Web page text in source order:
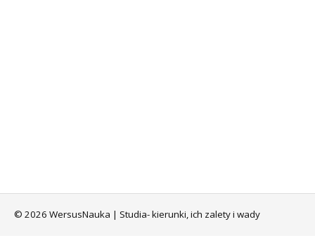
© 2026 WersusNauka | Studia- kierunki, ich zalety i wady